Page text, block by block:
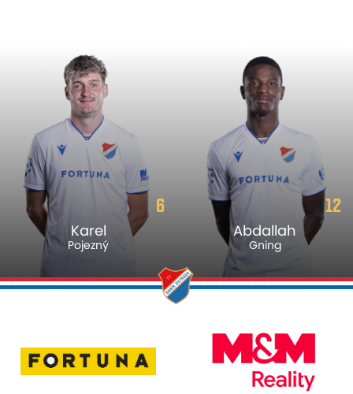
6
Karel
Pojezný
12
Abdallah
Gning